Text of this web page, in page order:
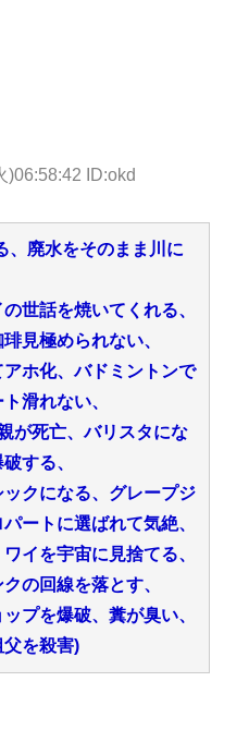
)06:58:42 ID:okd
、廃水をそのまま川に
世話を焼いてくれる、
見極められない、
ホ化、バドミントンで
滑れない、
が死亡、バリスタにな
する、
クになる、グレープジ
ートに選ばれて気絶、
イを宇宙に見捨てる、
の回線を落とす、
プを爆破、糞が臭い、
を殺害)